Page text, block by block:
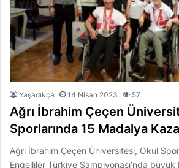
Yaşadıkça 14 Nisan 2023 57
Ağrı İbrahim Çeçen
Sporlarında 15 Madalya
Ağrı İbrahim Çeçen Üniversitesi, Okul
Engelliler Türkiye Şampiyonası’nda